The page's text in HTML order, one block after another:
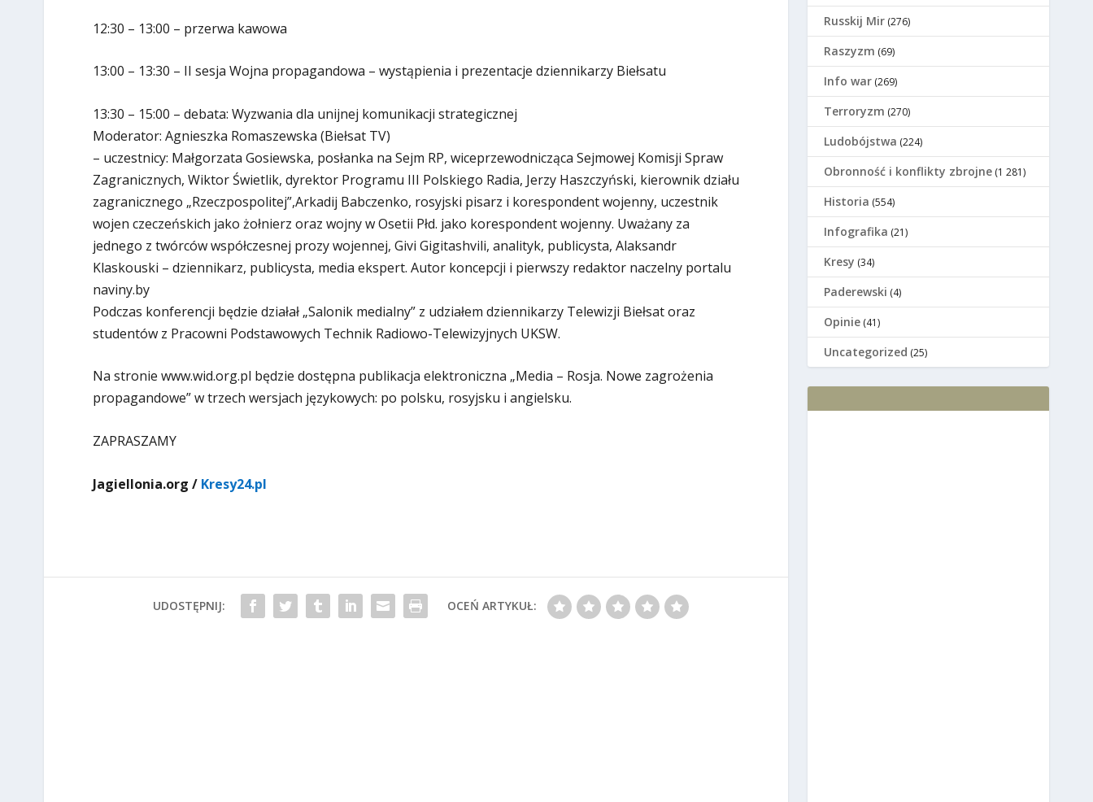
12:30 – 13:00 – przerwa kawowa
13:00 – 13:30 – II sesja Wojna propagandowa – wystąpienia i prezentacje dziennikarzy Biełsatu
13:30 – 15:00 – debata: Wyzwania dla unijnej komunikacji strategicznej
Moderator: Agnieszka Romaszewska (Biełsat TV)
– uczestnicy: Małgorzata Gosiewska, posłanka na Sejm RP, wiceprzewodnicząca Sejmowej Komisji Spraw
Zagranicznych, Wiktor Świetlik, dyrektor Programu III Polskiego Radia, Jerzy Haszczyński, kierownik działu
zagranicznego „Rzeczpospolitej”,Arkadij Babczenko, rosyjski pisarz i korespondent wojenny, uczestnik
wojen czeczeńskich jako żołnierz oraz wojny w Osetii Płd. jako korespondent wojenny. Uważany za
jednego z twórców współczesnej prozy wojennej, Givi Gigitashvili, analityk, publicysta, Alaksandr
Klaskouski – dziennikarz, publicysta, media ekspert. Autor koncepcji i pierwszy redaktor naczelny portalu
naviny.by
Podczas konferencji będzie działał „Salonik medialny” z udziałem dziennikarzy Telewizji Biełsat oraz
studentów z Pracowni Podstawowych Technik Radiowo-Telewizyjnych UKSW.
Na stronie www.wid.org.pl będzie dostępna publikacja elektroniczna „Media – Rosja. Nowe zagrożenia
propagandowe” w trzech wersjach językowych: po polsku, rosyjsku i angielsku.
ZAPRASZAMY
Jagiellonia.org /Kresy24.pl
UDOSTĘPNIJ: OCEŃ ARTYKUŁ:
Russkij Mir (276)
Raszyzm (69)
Info war (269)
Terroryzm (270)
Ludobójstwa (224)
Оbronność i konflikty zbrojne (1 281)
Historia (554)
Infografika (21)
Kresy (34)
Paderewski (4)
Opinie (41)
Uncategorized (25)